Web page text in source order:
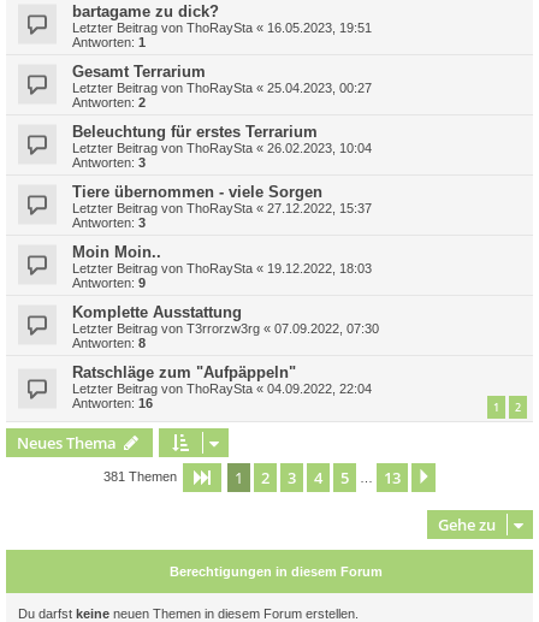
bartagame zu dick?
Letzter Beitrag von ThoRaySta « 16.05.2023, 19:51
Antworten: 1
Gesamt Terrarium
Letzter Beitrag von ThoRaySta « 25.04.2023, 00:27
Antworten: 2
Beleuchtung für erstes Terrarium
Letzter Beitrag von ThoRaySta « 26.02.2023, 10:04
Antworten: 3
Tiere übernommen - viele Sorgen
Letzter Beitrag von ThoRaySta « 27.12.2022, 15:37
Antworten: 3
Moin Moin..
Letzter Beitrag von ThoRaySta « 19.12.2022, 18:03
Antworten: 9
Komplette Ausstattung
Letzter Beitrag von T3rrorzw3rg « 07.09.2022, 07:30
Antworten: 8
Ratschläge zum "Aufpäppeln"
Letzter Beitrag von ThoRaySta « 04.09.2022, 22:04
Antworten: 16 1 2
Neues Thema
381 Themen Seite 1von 13
1 2 3 4 5 13
Gehe zu
Berechtigungen in diesem Forum
Du darfst keine neuen Themen in diesem Forum erstellen.